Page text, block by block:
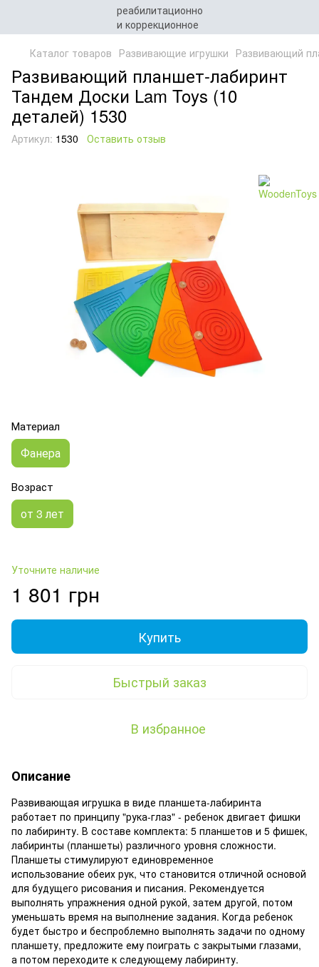
Каталог товаров Развивающие игрушки Развивающий
Развивающий планшет-лабиринт
Тандем Доски Lam Toys (10
деталей) 1530
Артикул: 1530 Оставить отзыв
Материал
Фанера
Возраст
от 3 лет
Уточните наличие
1 801 грн
Купить
Быстрый заказ
В избранное
Описание
Развивающая игрушка в виде планшета-лабиринта
работает по принципу "рука-глаз" - ребенок двигает фишки
по лабиринту. В составе комплекта: 5 планшетов и 5 фишек,
лабиринты (планшеты) различного уровня сложности.
Планшеты стимулируют единовременное
использование обеих рук, что становится отличной основой
для будущего рисования и писания. Рекомендуется
выполнять упражнения одной рукой, затем другой, потом
уменьшать время на выполнение задания. Когда ребенок
будет быстро и беспроблемно выполнять задачи по одному
планшету, предложите ему поиграть с закрытыми глазами,
а потом переходите к следующему лабиринту.